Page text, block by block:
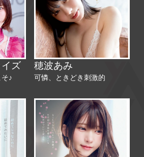
ズ
♪
穂波あみ
可憐、ときどき刺激的